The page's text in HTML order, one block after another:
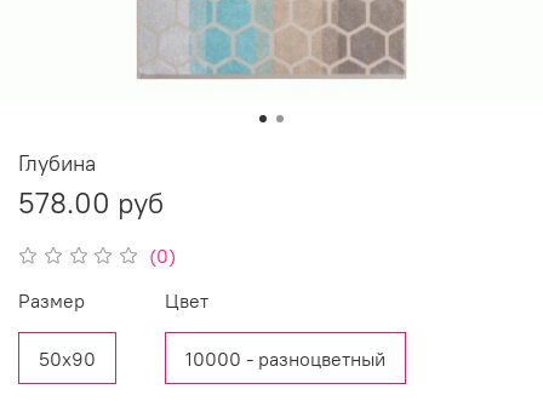
(0)
Глубина
578.00 руб
Размер
50х90
Цвет
10000 - разноцветный